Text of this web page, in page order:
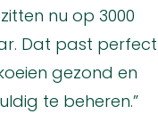
nu op 3000
Dat past perfect
gezond en
te beheren.”